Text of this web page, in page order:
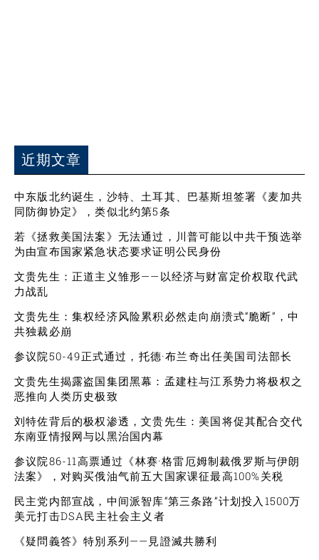
近期文章
中东版北约诞生，沙特、土耳其、巴基斯坦签署《麦加共
同防御协定》，类似北约第5条
若《拯救美国法案》无法通过，川普可能以中共干预选举
为由宣布国家紧急状态要求证明公民身份
文贵先生：正道主义雏形——以经济与财富定价权取代武
力战乱
文贵先生：集权经济风险累积必然走向崩溃式“脆断”，中
共独裁必崩
参议院50-49正式通过，托德·布兰奇出任美国司法部长
文贵先生揭露盗国集团黑幕：孟建柱与江系势力将极权之
恶推向人类历史极致
刘特佐背后的极权渗透，文贵先生：美国将促其配合交代
东南亚情报网与以黑治国内幕
参议院86-11高票通过《林赛·格雷厄姆制裁俄罗斯与伊朗
法案》，对购买俄油气前五大国家课征最高100%关税
民主党内部宣战，中间派智库“第三条路”计划投入1500万
美元打击DSA民主社会主义者
《疑問義答》特別系列——見證滅共勝利